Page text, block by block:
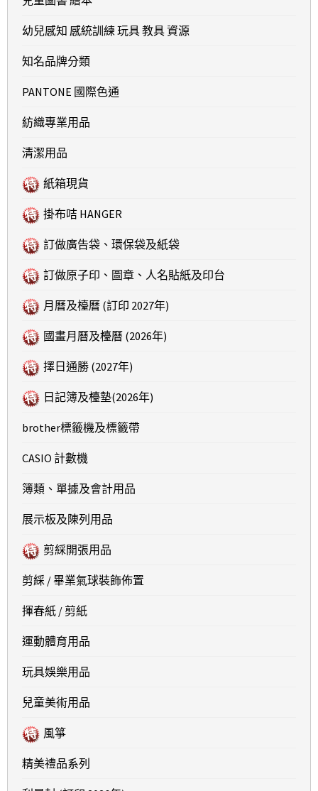
幼兒感知 感統訓練 玩具 教具 資源
知名品牌分類
PANTONE 國際色通
紡織專業用品
清潔用品
紙箱現貨
掛布咭 HANGER
訂做廣告袋、環保袋及紙袋
訂做原子印、圖章、人名貼紙及印台
月曆及檯曆 (訂印 2027年)
國畫月曆及檯曆 (2026年)
擇日通勝 (2027年)
日記簿及檯墊(2026年)
brother標籤機及標籤帶
CASIO 計數機
簿類、單據及會計用品
展示板及陳列用品
剪綵開張用品
剪綵 / 畢業氣球裝飾佈置
揮春紙 / 剪紙
運動體育用品
玩具娛樂用品
兒童美術用品
風箏
精美禮品系列